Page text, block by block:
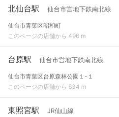
北仙台駅 仙台市営地下鉄南北線
仙台市青葉区昭和町
このページの店舗から 496 m
台原駅 仙台市営地下鉄南北線
仙台市青葉区台原森林公園１-１
このページの店舗から 634 m
東照宮駅 JR仙山線